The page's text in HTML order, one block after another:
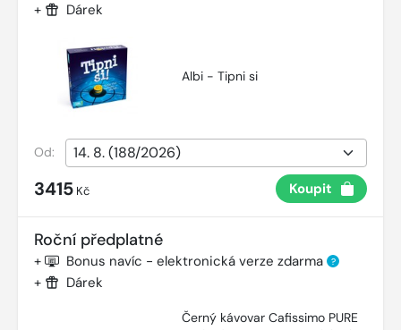
+ Dárek
Albi - Tipni si
Od:
3415 Kč Koupit
Roční předplatné
+ Bonus navíc - elektronická verze zdarma ?
+ Dárek
Černý kávovar Cafissimo PURE